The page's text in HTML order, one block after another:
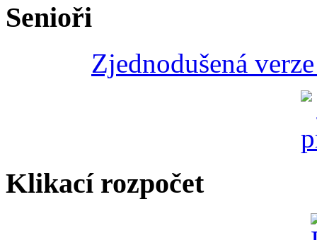
Senioři
Zjednodušená
Klikací rozpočet